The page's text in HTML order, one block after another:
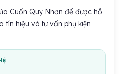
Cuốn Quy Nhơn để được hỗ
tín hiệu và tư vấn phụ kiện